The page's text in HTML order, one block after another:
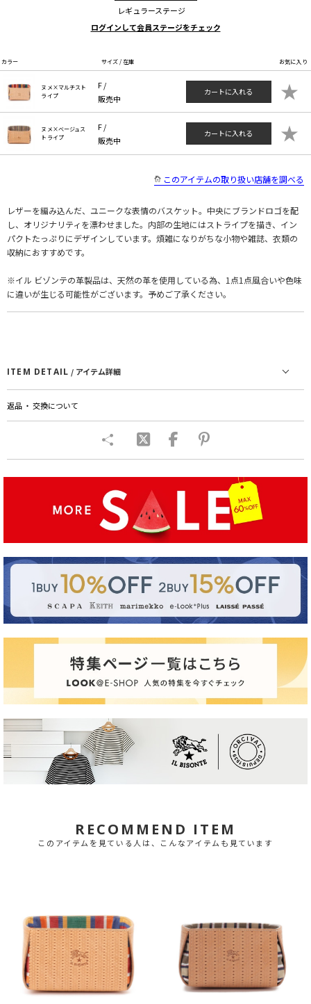
レギュラーステージ
ログインして会員ステージをチェック
カラー サイズ / 在庫 お気に入り
ヌメ×マルチスト
ライプ
F /
販売中
カートに入れる ★
ヌメ×ベージュス
トライプ
F /
販売中
カートに入れる ★
このアイテムの取り扱い店舗を調べる
レザーを編み込んだ、ユニークな表情のバスケット。中央にブランドロゴを配
し、オリジナリティを漂わせました。内部の生地にはストライプを描き、イン
パクトたっぷりにデザインしています。煩雑になりがちな小物や雑誌、衣類の
収納におすすめです。
※イル ビゾンテの革製品は、天然の革を使用している為、1点1点風合いや色味
に違いが生じる可能性がございます。予めご了承ください。
ITEM DETAIL / アイテム詳細
返品 ・ 交換について
RECOMMEND ITEM
このアイテムを見ている人は、こんなアイテムも見ています